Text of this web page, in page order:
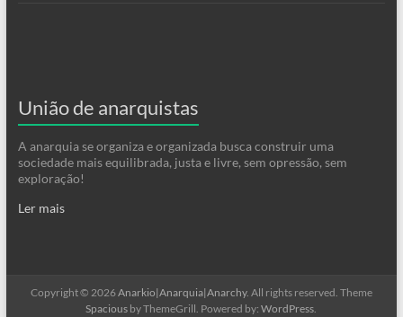
União de anarquistas
A anarquia se organiza e organizada busca construir uma
sociedade mais equilibrada, justa e livre, sem opressão, sem
exploração!
Ler mais
Copyright © 2026Anarkio|Anarquia|Anarchy. All rights reserved. Theme
Spacious by ThemeGrill. Powered by:WordPress